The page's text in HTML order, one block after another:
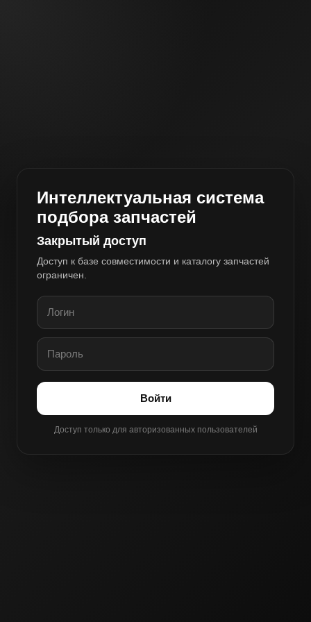
Интеллектуальная система
подбора запчастей
Закрытый доступ
Доступ к базе совместимости и каталогу запчастей
ограничен.
Войти
Доступ только для авторизованных пользователей